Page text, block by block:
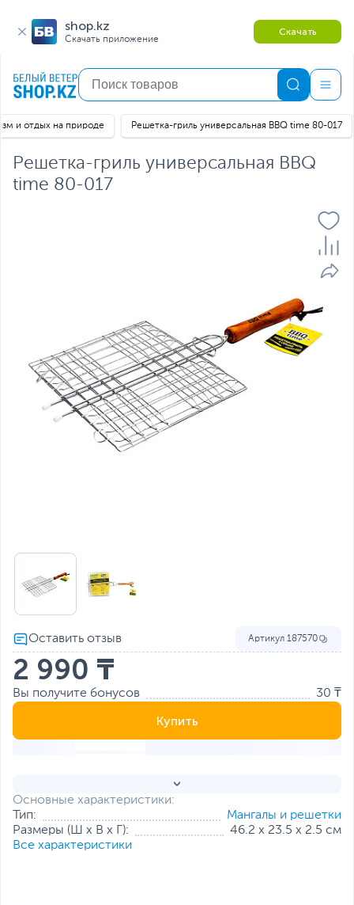
shop.kz
Скачать приложение
Скачать
и отдых на природе Решетка-гриль универсальная BBQ time 80-017
Решетка-гриль универсальная BBQ
time 80-017
Основные характеристики:
Тип:
Мангалы и решетки
Размеры (Ш х В х Г):
46.2 х 23.5 х 2.5 см
Все характеристики
Артикул 187570
2 990 ₸
Вы получите бонусов 30 ₸
Купить